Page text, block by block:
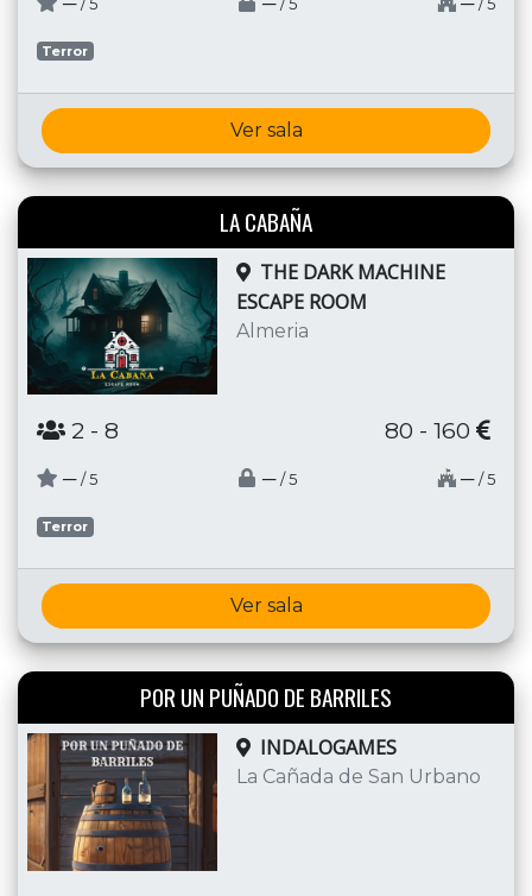
/ 5 / 5 / 5
Terror
Ver sala
LA CABAÑA
THE DARK MACHINE
ESCAPE ROOM
Almeria
2 - 8 80 - 160
─ / 5 ─ / 5 ─ / 5
Terror
Ver sala
POR UN PUÑADO DE BARRILES
INDALOGAMES
La Cañada de San Urbano